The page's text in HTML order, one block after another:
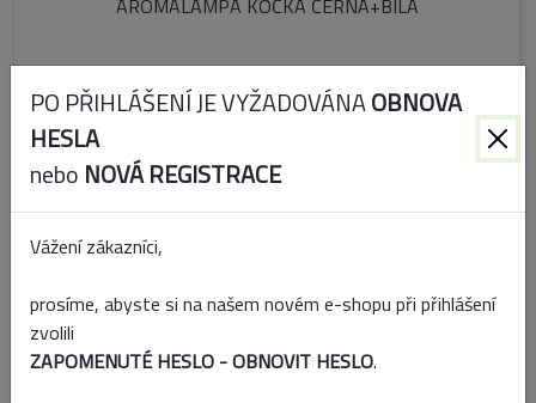
AROMALAMPA KOČKA ČERNÁ+BÍLÁ
Kód:
PO PŘIHLÁŠENÍ JE VYŽADOVÁNAOBNOVA
HESLA
nebo NOVÁ REGISTRACE
Vážení zákazníci,
prosíme, abyste si na našem novém e-shopu při přihlášení
zvolili
ZAPOMENUTÉ HESLO - OBNOVIT HESLO.